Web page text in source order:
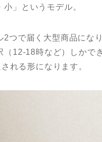
」というモデル。
2つで届く大型商品にな
（12-18時など）しかで
れる形になります。